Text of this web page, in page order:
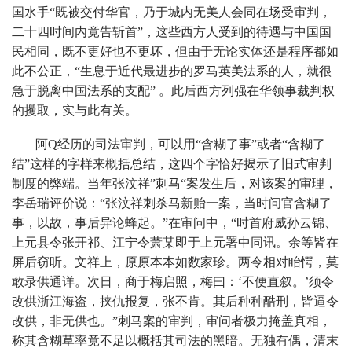
国水手“既被交付华官，乃于城内无美人会同在场受审判，
二十四时间内竟告斩首”，这些西方人受到的待遇与中国国
民相同，既不更好也不更坏，但由于无论实体还是程序都如
此不公正，“生息于近代最进步的罗马英美法系的人，就很
急于脱离中国法系的支配” 。此后西方列强在华领事裁判权
的攫取，实与此有关。
阿Q经历的司法审判，可以用“含糊了事”或者“含糊了
结”这样的字样来概括总结，这四个字恰好揭示了旧式审判
制度的弊端。当年张汶祥”刺马“案发生后，对该案的审理，
李岳瑞评价说：“张汶祥刺杀马新贻一案，当时问官含糊了
事，以故，事后异论蜂起。”在审问中，“时首府威孙云锦、
上元县令张开祁、江宁令萧某即于上元署中同讯。余等皆在
屏后窃听。文祥上，原原本本如数家珍。两令相对眙愕，莫
敢录供通详。次日，商于梅启照，梅曰：‘不便直叙。’须令
改供浙江海盗，挟仇报复，张不肯。其后种种酷刑，皆逼令
改供，非无供也。”刺马案的审判，审问者极力掩盖真相，
称其含糊草率竟不足以概括其司法的黑暗。无独有偶，清末